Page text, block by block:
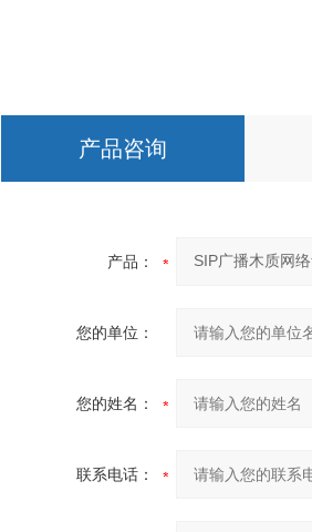
产品咨询
产品：
您的单位：
您的姓名：
联系电话：